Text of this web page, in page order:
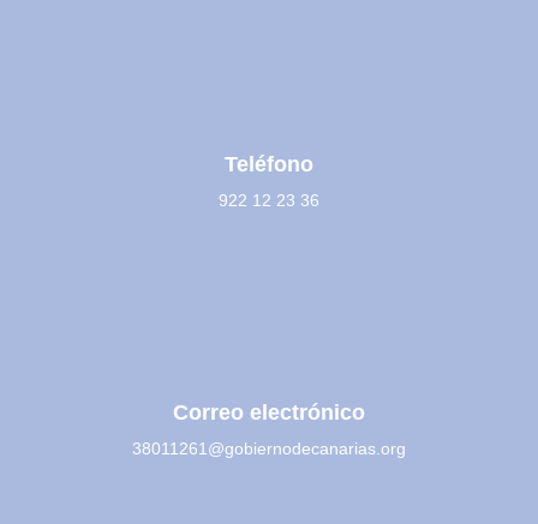
Teléfono
922 12 23 36
Correo electrónico
38011261@gobiernodecanarias.org